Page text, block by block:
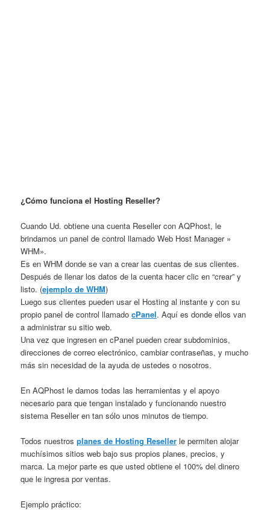
¿Cómo funciona el Hosting Reseller?
Cuando Ud. obtiene una cuenta Reseller con AQPhost, le
brindamos un panel de control llamado Web Host Manager »
WHM».
Es en WHM donde se van a crear las cuentas de sus clientes.
Después de llenar los datos de la cuenta hacer clic en “crear” y
listo. (ejemplo de WHM)
Luego sus clientes pueden usar el Hosting al instante y con su
propio panel de control llamadocPanel. Aquí es donde ellos van
a administrar su sitio web.
Una vez que ingresen en cPanel pueden crear subdominios,
direcciones de correo electrónico, cambiar contraseñas, y mucho
más sin necesidad de la ayuda de ustedes o nosotros.
En AQPhost le damos todas las herramientas y el apoyo
necesario para que tengan instalado y funcionando nuestro
sistema Reseller en tan sólo unos minutos de tiempo.
Todos nuestrosplanes de Hosting Reseller le permiten alojar
muchísimos sitios web bajo sus propios planes, precios, y
marca. La mejor parte es que usted obtiene el 100% del dinero
que le ingresa por ventas.
Ejemplo práctico: